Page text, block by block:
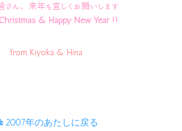
さん、来年も宜しくお願いします
& Happy New Year !!
from Kiyoka & Hina
2007年のあたしに戻る